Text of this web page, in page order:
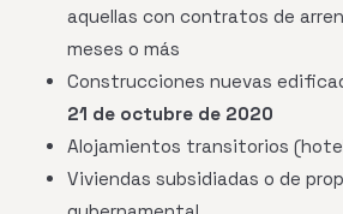
aquellas con contratos de
meses o más
Construcciones nuevas
21 de octubre de 2020
Alojamientos transitorios
Viviendas subsidiadas o de